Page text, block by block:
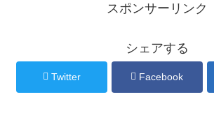
スポンサーリンク
シェアする
Twitter Facebook